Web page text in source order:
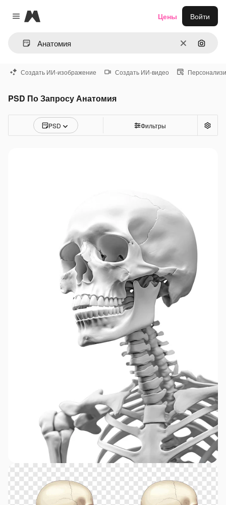
Close menu
Magnific
ОчиститьПоиск
Цены Войти
Создать ИИ-изображение Создать ИИ-видео
PSD По Запросу Анатомия
PSD Фильтры